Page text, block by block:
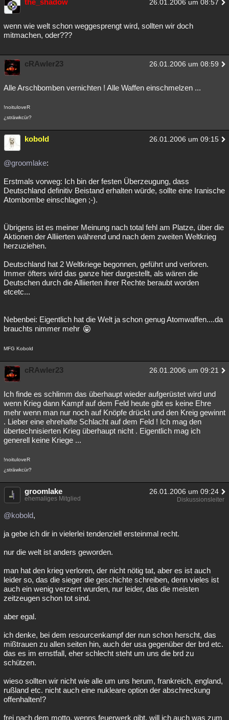
the_shadow 26.01.2006 um 08:57
wenn wie welt schon weggesprengt wird, sollten wir doch
mitmachen, oder???
cRAwler23 26.01.2006 um 08:59
Alle Arschbomben vernichten ! Alle Waffen einschmelzen ...
!noituloveR
¿sträwkcür?
kobold 26.01.2006 um 09:15
@groomlake:
Erstmals vorweg: Ich bin der festen Überzeugung, dass
Deutschland definitiv Beistand erhalten würde, sollte eine Iranische
Atombombe einschlagen ;-).
Übrigens ist es meiner Meinung nach total fehl am Platze, über die
Aktionen der Alliierten während und nach dem zweiten Weltkrieg
herzuziehen.
Deutschland hat 2 Weltkriege begonnen, geführt und verloren.
Immer öfters wird das ganze hier dargestellt, als wären die
Deutschen durch die Alliierten ihrer Rechte beraubt worden
etcetc...
Nebenbei: Eigentlich hat die Welt ja schon genug Atomwaffen....da
brauchts nimmer mehr
MFG Kobold
cRAwler23 26.01.2006 um 09:21
Ich finde es schlimm das überhaupt wieder aufgerüstet wird und
wenn Krieg dann Kampf auf dem Feld heute gibt es keine Ehre
mehr wenn man nur noch auf Knöpfe drückt und den Kreig gewinnt
. Lieber eine ehrehafte Schlacht auf dem Feld ! Ich mag den
übertechnisierten Krieg überhaupt nicht . Eigentlich mag ich
generell keine Kriege ...
!noituloveR
¿sträwkcür?
groomlake 26.01.2006 um 09:24
ehemaliges Mitglied Diskussionsleiter
@kobold,
ja gebe ich dir in vielerlei tendenziell ersteinmal recht.
nur die welt ist anders geworden.
man hat den krieg verloren, der nicht nötig tat, aber es ist auch
leider so, das die sieger die geschichte schreiben, denn vieles ist
auch ein wenig verzerrt wurden, nur leider, das die meisten
zeitzeugen schon tot sind.
aber egal.
ich denke, bei dem resourcenkampf der nun schon herscht, das
mißtrauen zu allen seiten hin, auch der usa gegenüber der brd etc.
das es im ernstfall, eher schlecht steht um uns die brd zu
schützen.
wieso sollten wir nicht wie alle um uns herum, frankreich, england,
rußland etc. nicht auch eine nukleare option der abschreckung
offenhalten!?
frei nach dem motto, wenns feuerwerk gibt, will ich auch was zum